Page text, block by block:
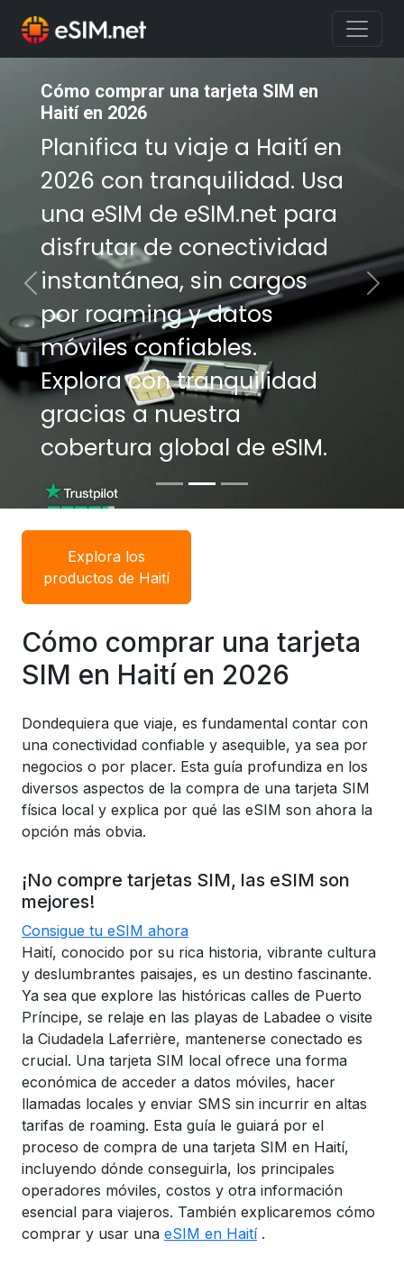
Cómo comprar una tarjeta SIM en
Haití en 2026
Planifica tu viaje a Haití en
2026 con tranquilidad. Usa
una eSIM de eSIM.net para
disfrutar de conectividad
instantánea, sin cargos
por roaming y datos
móviles confiables.
Explora con tranquilidad
gracias a nuestra
cobertura global de eSIM.
Cómo comprar una tarjeta SIM en
Haití en 2026
Planifica tu viaje a Haití en
2026 con tranquilidad. Usa
una eSIM de eSIM.net para
disfrutar de conectividad
instantánea, sin cargos
por roaming y datos
móviles confiables.
Explora con tranquilidad
gracias a nuestra
cobertura global de eSIM.
Previous Next
Explora los
productos de Haití
Cómo comprar una tarjeta
SIM en Haití en 2026
Dondequiera que viaje, es fundamental contar con
una conectividad confiable y asequible, ya sea por
negocios o por placer. Esta guía profundiza en los
diversos aspectos de la compra de una tarjeta SIM
física local y explica por qué las eSIM son ahora la
opción más obvia.
¡No compre tarjetas SIM, las eSIM son
mejores!
Consigue tu eSIM ahora
Haití, conocido por su rica historia, vibrante cultura
y deslumbrantes paisajes, es un destino fascinante.
Ya sea que explore las históricas calles de Puerto
Príncipe, se relaje en las playas de Labadee o visite
la Ciudadela Laferrière, mantenerse conectado es
crucial. Una tarjeta SIM local ofrece una forma
económica de acceder a datos móviles, hacer
llamadas locales y enviar SMS sin incurrir en altas
tarifas de roaming. Esta guía le guiará por el
proceso de compra de una tarjeta SIM en Haití,
incluyendo dónde conseguirla, los principales
operadores móviles, costos y otra información
esencial para viajeros. También explicaremos cómo
comprar y usar una eSIM en Haití.